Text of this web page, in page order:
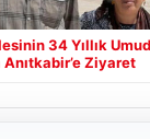
34 Yıllık
Ziyaret